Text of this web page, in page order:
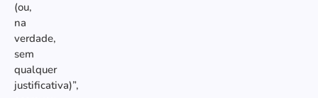
(ou,
na
verdade,
sem
qualquer
justificativa)”,